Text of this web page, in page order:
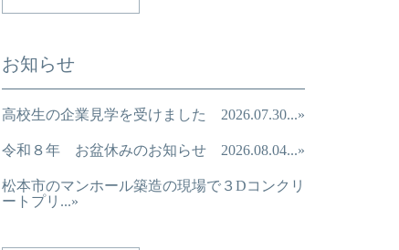
お知らせ
高校生の企業見学を受けました 2026.07.30...»
令和８年 お盆休みのお知らせ 2026.08.04...»
松本市のマンホール築造の現場で３Dコンクリ
ートプリ...»